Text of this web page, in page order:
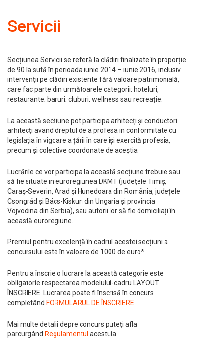
Servicii
Secțiunea Servicii se referă la clădiri finalizate în proporție
de 90 la sută în perioada iunie 2014 – iunie 2016, inclusiv
intervenții pe clădiri existente fără valoare patrimonială,
care fac parte din următoarele categorii: hoteluri,
restaurante, baruri, cluburi, wellness sau recreație.
La această secțiune pot participa arhitecți și conductori
arhitecți având dreptul de a profesa în conformitate cu
legislația în vigoare a țării în care își exercită profesia,
precum și colective coordonate de aceștia.
Lucrările ce vor participa la această secțiune trebuie sau
să fie situate în euroregiunea DKMT (județele Timiș,
Caraș-Severin, Arad și Hunedoara din România, județele
Csongrád și Bács-Kiskun din Ungaria și provincia
Vojvodina din Serbia), sau autorii lor să fie domiciliați în
această euroregiune.
Premiul pentru excelență în cadrul acestei secțiuni a
concursului este în valoare de 1000 de euro*.
Pentru a înscrie o lucrare la această categorie este
obligatorie respectarea modelului-cadru LAYOUT
ÎNSCRIERE. Lucrarea poate fi înscrisă în concurs
completând FORMULARUL DE ÎNSCRIERE
Mai multe detalii depre concurs puteți afla
parcurgând Regulamentul acestuia.